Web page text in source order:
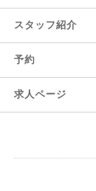
スタッフ紹介
予約
求人ページ